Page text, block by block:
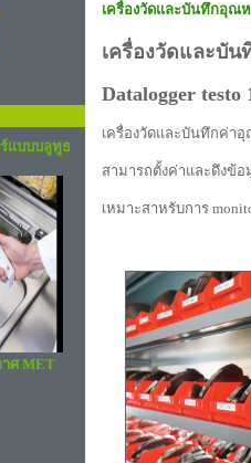
ร์แบบบลูทูธ
ศ MET
เครื่องวัดและบันทึกอุณ
เครื่องวัดและบั
Datalogger
เครื่องวัดและบันทึกค่าอุ
สามารถตั้งค่าและดึงข้อ
เหมาะสาหรับการ